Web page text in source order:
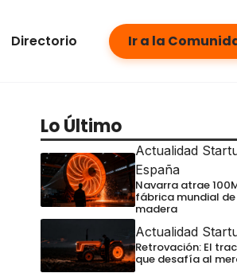
Directorio Ir a la
Lo Último
Actualidad
España
Navarra atrae
fábrica mundial
madera
Actualidad
Retrovación: El
que desafía al